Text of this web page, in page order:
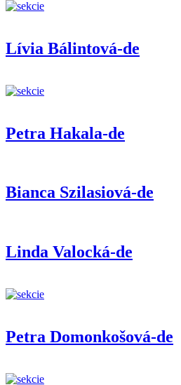
Lívia Bálintová-de
Petra Hakala-de
Bianca Szilasiová-de
Linda Valocká-de
Petra Domonkošová-de